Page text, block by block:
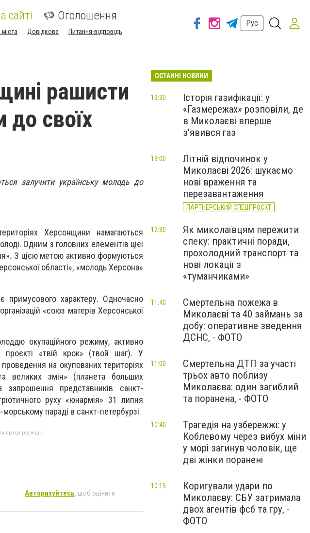
сайті Оголошення
міста Довідкова Питання-відповідь
Рус
рашисти
до своїх
залучити українську молодь до
Херсонщини намагаються
Одним з головних елементів цієї
З цією метою активно формуються
області», «молодь Херсона»
примусового характеру. Одночасно
«союз матерів Херсонської
окупаційного режиму, активно
проєкті «твій крок» (твой шаг). У
на окупованих територіях
великих змін» (планета больших
представників санкт-
руху «юнармія» 31 липня
параді в санкт-петербурзі.
про це редакцію
Авторизуйтесь, щоб оцінити
ОСТАННІ НОВИНИ
Історія газифікації: у
«Газмережах» розповіли, де
в Миколаєві вперше
з'явився газ
13:30
Літній відпочинок у
Миколаєві 2026: шукаємо
нові враження та
перезавантаження
ПАРТНЕРСЬКИЙ СПЕЦПРОЄКТ
13:00
Як миколаївцям пережити
спеку: практичні поради,
прохолодний транспорт та
нові локації з
«туманчиками»
12:30
Смертельна пожежа в
Миколаєві та 40 займань за
добу: оперативне зведення
ДСНС, - ФОТО
11:40
Смертельна ДТП за участі
трьох авто поблизу
Миколаєва: один загиблий
та поранена, - ФОТО
11:00
Трагедія на узбережжі: у
Коблевому через вибух міни
у морі загинув чоловік, ще
дві жінки поранені
10:40
Коригували удари по
Миколаєву: СБУ затримала
двох агентів фсб та гру, -
ФОТО
10:15